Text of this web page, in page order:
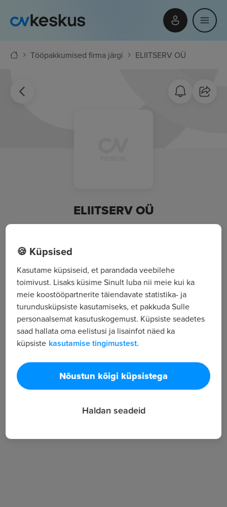
Tööpakkumised firma järgi ELIITSERV OÜ
ELIITSERV OÜ
Õismäe tee 76-36 , Tallinn, Harjumaa
Kõik tööpakkumised
Tööpakkuja tutvustus
9
Töötajate arv
473
Vaatamised
🍪 Küpsised
Kasutame küpsiseid, et parandada veebilehe
toimivust. Lisaks küsime Sinult luba nii meie kui ka
meie koostööpartnerite täiendavate statistika- ja
turundusküpsiste kasutamiseks, et pakkuda Sulle
personaalsemat kasutuskogemust. Küpsiste seadetes
saad hallata oma eelistusi ja lisainfot näed ka
küpsiste kasutamise tingimustest.
Nõustun kõigi küpsistega
Haldan seadeid